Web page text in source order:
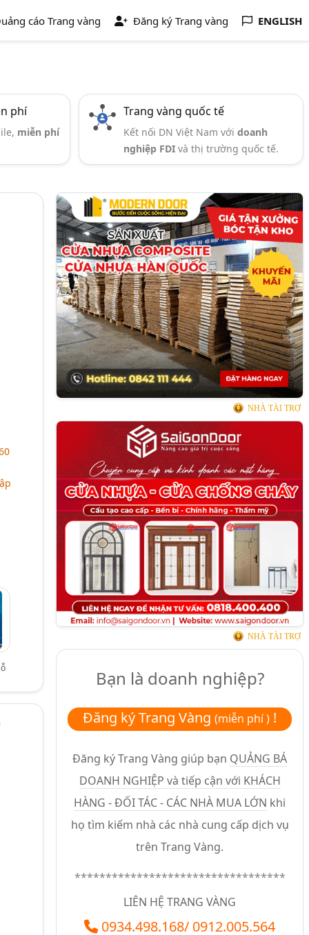
cáo Trang vàng Đăng ký Trang vàng ENGLISH
phí
miễn phí
Trang vàng quốc tế
Kết nối DN Việt Nam vớidoanh
nghiệp FDI và thị trường quốc tế.
NHÀ TÀI TRỢ
NHÀ TÀI TRỢ
Bạn là doanh nghiệp?
Đăng ký Trang Vàng(miễn phí ) !
Đăng ký Trang Vàng giúp bạn QUẢNG BÁ
DOANH NGHIỆP và tiếp cận với KHÁCH
HÀNG - ĐỐI TÁC - CÁC NHÀ MUA LỚN khi
họ tìm kiếm nhà các nhà cung cấp dịch vụ
trên Trang Vàng.
**********************************
LIÊN HỆ TRANG VÀNG
0934.498.168/ 0912.005.564